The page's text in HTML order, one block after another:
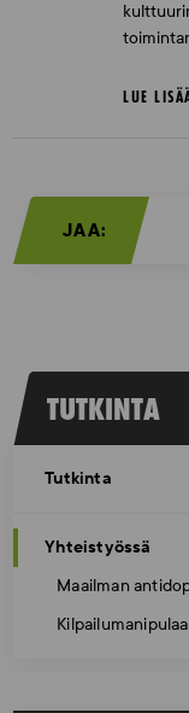
LUE
JAA:
TUTKINTA
Tutkinta
Yhteistyössä
Maailman